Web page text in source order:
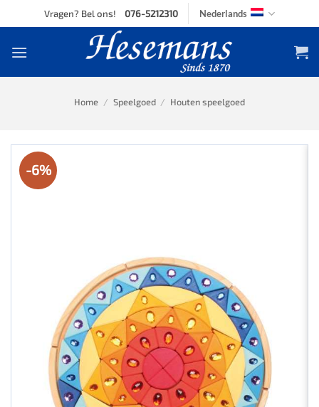
to
Vragen? Bel ons! 076-5212310 Nederlands
Home / Speelgoed / Houten speelgoed
-6%